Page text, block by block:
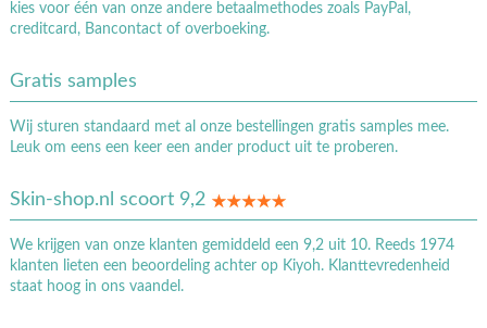
kies voor één van onze andere betaalmethodes zoals PayPal,
creditcard, Bancontact of overboeking.
Gratis samples
Wij sturen standaard met al onze bestellingen gratis samples mee.
Leuk om eens een keer een ander product uit te proberen.
Skin-shop.nl scoort 9,2
We krijgen van onze klanten gemiddeld een 9,2 uit 10. Reeds 1974
klanten lieten een beoordeling achter op Kiyoh. Klanttevredenheid
staat hoog in ons vaandel.